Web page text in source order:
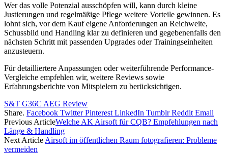
Wer das volle Potenzial ausschöpfen will, kann durch kleine
Justierungen und regelmäßige Pflege weitere Vorteile gewinnen. Es
lohnt sich, vor dem Kauf eigene Anforderungen an Reichweite,
Schussbild und Handling klar zu definieren und gegebenenfalls den
nächsten Schritt mit passenden Upgrades oder Trainingseinheiten
anzusteuern.
Für detailliertere Anpassungen oder weiterführende Performance-
Vergleiche empfehlen wir, weitere Reviews sowie
Erfahrungsberichte von Mitspielern zu berücksichtigen.
S&T G36C AEG Review
Share. Facebook Twitter Pinterest LinkedIn Tumblr Reddit Email
Previous ArticleWelche AK Airsoft für CQB? Empfehlungen nach
Länge & Handling
Next Article Airsoft im öffentlichen Raum fotografieren: Probleme
vermeiden